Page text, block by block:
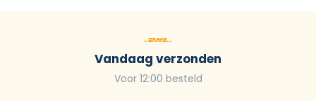
Vandaag verzonden
Voor 12:00 besteld